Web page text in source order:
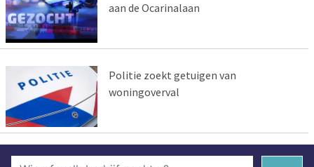
aan de Ocarinalaan
Politie zoekt getuigen van
woningoverval